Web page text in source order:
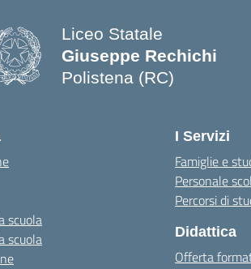
Liceo Statale
Giuseppe Rechichi
Polistena (RC)
scuola
scuola
I Servizi
Famiglie e
Personale
Percorsi di
Didattica
Offerta